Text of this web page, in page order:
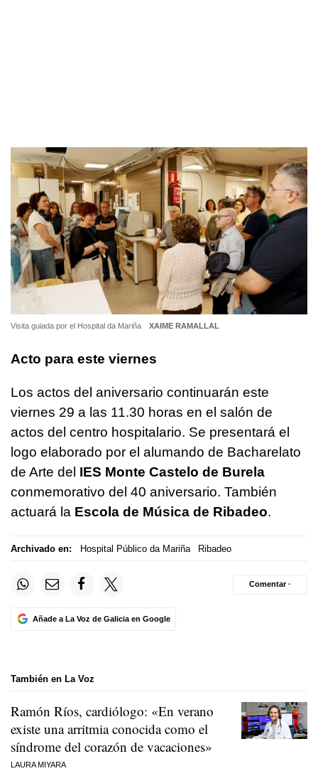
Visita guiada por el Hospital da Mariña XAIME RAMALLAL
Acto para este viernes
Los actos del aniversario continuarán este
viernes 29 a las 11.30 horas en el salón de
actos del centro hospitalario. Se presentará el
logo elaborado por el alumando de Bacharelato
de Arte del IES Monte Castelo de Burela
conmemorativo del 40 aniversario. También
actuará la Escola de Música de Ribadeo.
Archivado en: Hospital Público da Mariña Ribadeo
Añade a La Voz de Galicia en Google
Comentar ·
También en La Voz
Ramón Ríos, cardiólogo: «En verano
existe una arritmia conocida como el
síndrome del corazón de vacaciones»
LAURA MIYARA